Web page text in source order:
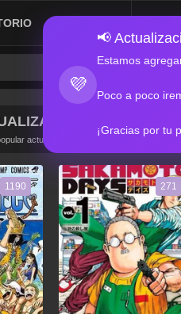
💜
📢
Estamos
Poco a poco
¡Gracias por tu
actualizado recientemente
1190 271